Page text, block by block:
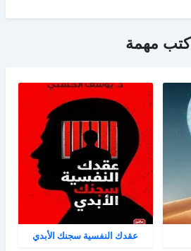
كتب مهمة
عقدك النفسية سجنك الأبدي